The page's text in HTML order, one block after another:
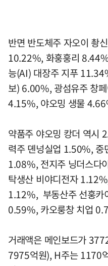
반면 반도체주 자오이 촹
10.22%, 화훙훙리
능(AI) 대장주 지푸
보) 6.00%, 광섬유주 창
4.15%, 야오밍 생물
약품주 야오밍 캉더 역시
력주 뎬넝실업 1.50%,
1.08%, 전지주 닝더스다
탁생산 비야디전자
1.12%, 부동산주 선훙카
0.59%, 카오룽창 치업
거래액은 메인보드가
7975억원), H주는 1170